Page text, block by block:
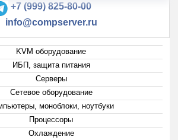
+7 (999) 825-80-00
info@compserver.ru
KVM оборудование
ИБП, защита питания
Серверы
Сетевое оборудование
моноблоки, ноутбуки
Процессоры
Охлаждение